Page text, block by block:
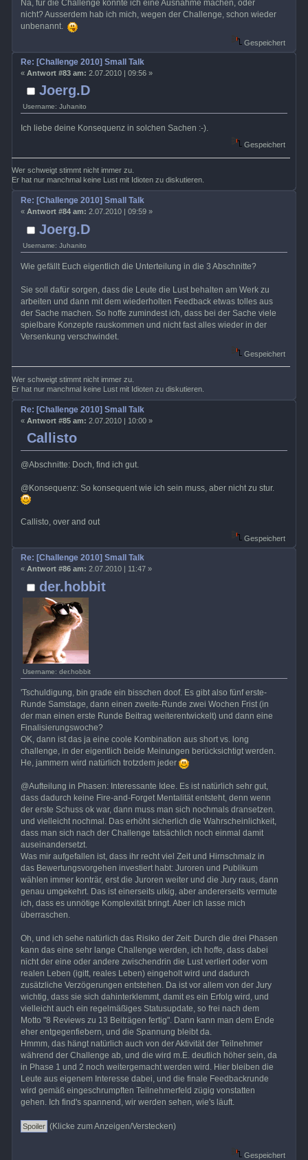
Na, für die Challenge könnte ich eine Ausnahme machen, oder
nicht? Ausserdem hab ich mich, wegen der Challenge, schon wieder
unbenannt.
Gespeichert
Joerg.D
Username: Juhanito
Re: [Challenge 2010] Small Talk
« Antwort #83 am: 2.07.2010 | 09:56 »
Ich liebe deine Konsequenz in solchen Sachen :-).
Gespeichert
Wer schweigt stimmt nicht immer zu.
Er hat nur manchmal keine Lust mit Idioten zu diskutieren.
Joerg.D
Username: Juhanito
Re: [Challenge 2010] Small Talk
« Antwort #84 am: 2.07.2010 | 09:59 »
Wie gefällt Euch eigentlich die Unterteilung in die 3 Abschnitte?
Sie soll dafür sorgen, dass die Leute die Lust behalten am Werk zu
arbeiten und dann mit dem wiederholten Feedback etwas tolles aus
der Sache machen. So hoffe zumindest ich, dass bei der Sache viele
spielbare Konzepte rauskommen und nicht fast alles wieder in der
Versenkung verschwindet.
Gespeichert
Wer schweigt stimmt nicht immer zu.
Er hat nur manchmal keine Lust mit Idioten zu diskutieren.
Callisto
Re: [Challenge 2010] Small Talk
« Antwort #85 am: 2.07.2010 | 10:00 »
@Abschnitte: Doch, find ich gut.
@Konsequenz: So konsequent wie ich sein muss, aber nicht zu stur.
Callisto, over and out
Gespeichert
der.hobbit
Username: der.hobbit
Re: [Challenge 2010] Small Talk
« Antwort #86 am: 2.07.2010 | 11:47 »
'Tschuldigung, bin grade ein bisschen doof. Es gibt also fünf erste-
Runde Samstage, dann einen zweite-Runde zwei Wochen Frist (in
der man einen erste Runde Beitrag weiterentwickelt) und dann eine
Finalisierungswoche?
OK, dann ist das ja eine coole Kombination aus short vs. long
challenge, in der eigentlich beide Meinungen berücksichtigt werden.
He, jammern wird natürlich trotzdem jeder
@Aufteilung in Phasen: Interessante Idee. Es ist natürlich sehr gut,
dass dadurch keine Fire-and-Forget Mentalität entsteht, denn wenn
der erste Schuss ok war, dann muss man sich nochmals dransetzen.
und vielleicht nochmal. Das erhöht sicherlich die Wahrscheinlichkeit,
dass man sich nach der Challenge tatsächlich noch einmal damit
auseinandersetzt.
Was mir aufgefallen ist, dass ihr recht viel Zeit und Hirnschmalz in
das Bewertungsvorgehen investiert habt: Juroren und Publikum
wählen immer konträr, erst die Juroren weiter und die Jury raus, dann
genau umgekehrt. Das ist einerseits ulkig, aber andererseits vermute
ich, dass es unnötige Komplexität bringt. Aber ich lasse mich
überraschen.
Oh, und ich sehe natürlich das Risiko der Zeit: Durch die drei Phasen
kann das eine sehr lange Challenge werden, ich hoffe, dass dabei
nicht der eine oder andere zwischendrin die Lust verliert oder vom
realen Leben (igitt, reales Leben) eingeholt wird und dadurch
zusätzliche Verzögerungen entstehen. Da ist vor allem von der Jury
wichtig, dass sie sich dahinterklemmt, damit es ein Erfolg wird, und
vielleicht auch ein regelmäßiges Statusupdate, so frei nach dem
Motto "8 Reviews zu 13 Beiträgen fertig". Dann kann man dem Ende
eher entgegenfiebern, und die Spannung bleibt da.
Hmmm, das hängt natürlich auch von der Aktivität der Teilnehmer
während der Challenge ab, und die wird m.E. deutlich höher sein, da
in Phase 1 und 2 noch weitergemacht werden wird. Hier bleiben die
Leute aus eigenem Interesse dabei, und die finale Feedbackrunde
wird gemäß eingeschrumpften Teilnehmerfeld zügig vonstatten
gehen. Ich find's spannend, wir werden sehen, wie's läuft.
(Klicke zum Anzeigen/Verstecken)
Gespeichert